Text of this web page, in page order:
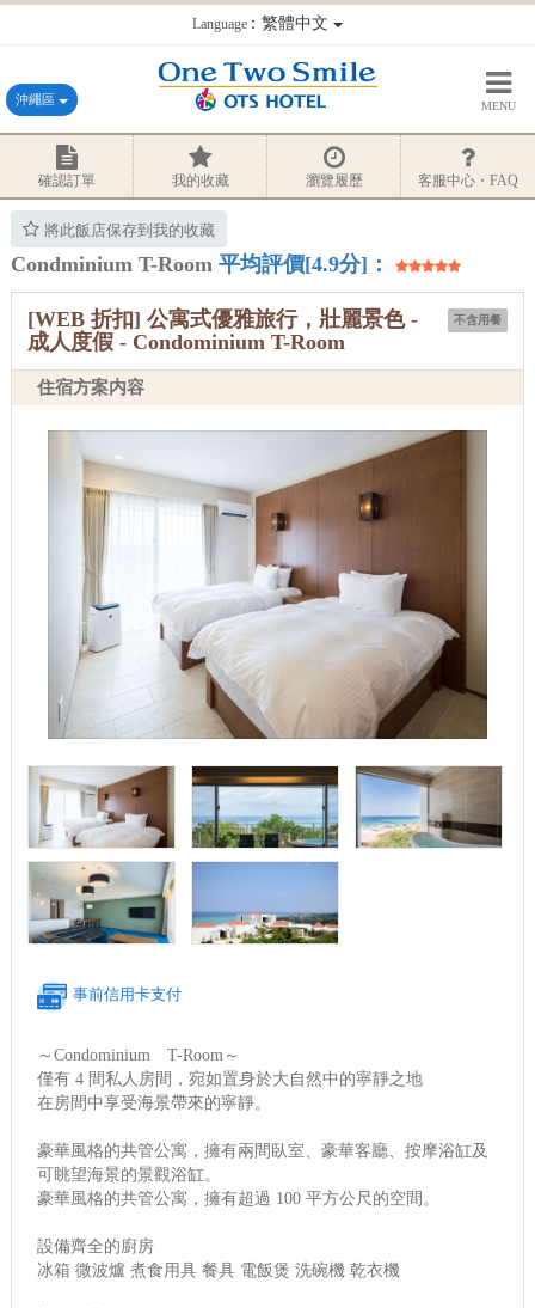
Language：繁體中文
沖繩區 MENU
確認訂單 我的收藏 瀏覽履歷 客服中心・FAQ
將此飯店保存到我的收藏
Condminium T-Room 平均評價[4.9分]：
不含用餐
[WEB 折扣] 公寓式優雅旅行，壯麗景色 -
成人度假 - Condominium T-Room
住宿方案内容
事前信用卡支付
～Condominium T-Room～
僅有 4 間私人房間，宛如置身於大自然中的寧靜之地
在房間中享受海景帶來的寧靜。
豪華風格的共管公寓，擁有兩間臥室、豪華客廳、按摩浴缸及
可眺望海景的景觀浴缸。
豪華風格的共管公寓，擁有超過 100 平方公尺的空間。
設備齊全的廚房
冰箱 微波爐 煮食用具 餐具 電飯煲 洗碗機 乾衣機